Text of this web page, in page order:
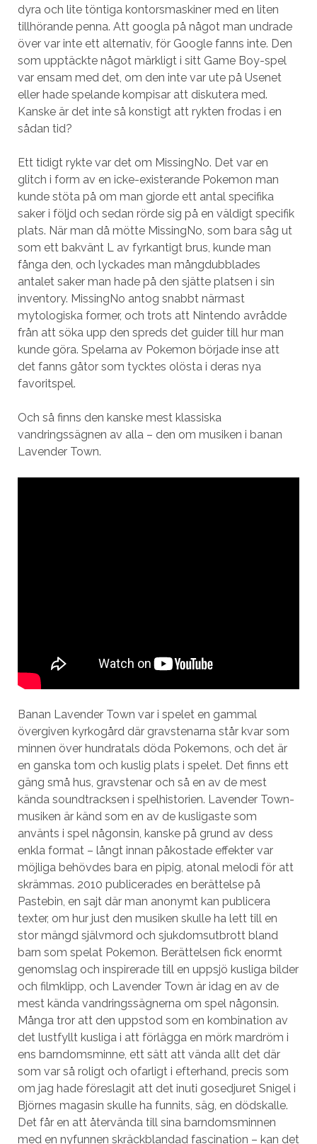
dyra och lite töntiga kontorsmaskiner med en liten
tillhörande penna. Att googla på något man undrade
över var inte ett alternativ, för Google fanns inte. Den
som upptäckte något märkligt i sitt Game Boy-spel
var ensam med det, om den inte var ute på Usenet
eller hade spelande kompisar att diskutera med.
Kanske är det inte så konstigt att rykten frodas i en
sådan tid?
Ett tidigt rykte var det om MissingNo. Det var en
glitch i form av en icke-existerande Pokemon man
kunde stöta på om man gjorde ett antal specifika
saker i följd och sedan rörde sig på en väldigt specifik
plats. När man då mötte MissingNo, som bara såg ut
som ett bakvänt L av fyrkantigt brus, kunde man
fånga den, och lyckades man mångdubblades
antalet saker man hade på den sjätte platsen i sin
inventory. MissingNo antog snabbt närmast
mytologiska former, och trots att Nintendo avrådde
från att söka upp den spreds det guider till hur man
kunde göra. Spelarna av Pokemon började inse att
det fanns gåtor som tycktes olösta i deras nya
favoritspel.
Och så finns den kanske mest klassiska
vandringssägnen av alla – den om musiken i banan
Lavender Town.
Banan Lavender Town var i spelet en gammal
övergiven kyrkogård där gravstenarna står kvar som
minnen över hundratals döda Pokemons, och det är
en ganska tom och kuslig plats i spelet. Det finns ett
gäng små hus, gravstenar och så en av de mest
kända soundtracksen i spelhistorien. Lavender Town-
musiken är känd som en av de kusligaste som
använts i spel någonsin, kanske på grund av dess
enkla format – långt innan påkostade effekter var
möjliga behövdes bara en pipig, atonal melodi för att
skrämmas. 2010 publicerades en berättelse på
Pastebin, en sajt där man anonymt kan publicera
texter, om hur just den musiken skulle ha lett till en
stor mängd självmord och sjukdomsutbrott bland
barn som spelat Pokemon. Berättelsen fick enormt
genomslag och inspirerade till en uppsjö kusliga bilder
och filmklipp, och Lavender Town är idag en av de
mest kända vandringssägnerna om spel någonsin.
Många tror att den uppstod som en kombination av
det lustfyllt kusliga i att förlägga en mörk mardröm i
ens barndomsminne, ett sätt att vända allt det där
som var så roligt och ofarligt i efterhand, precis som
om jag hade föreslagit att det inuti gosedjuret Snigel i
Björnes magasin skulle ha funnits, säg, en dödskalle.
Det får en att återvända till sina barndomsminnen
med en nyfunnen skräckblandad fascination – kan det